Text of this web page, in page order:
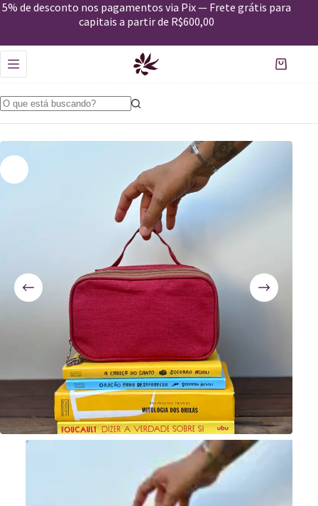
R$109,00
Apenas 2 em estoque
Comprar
5% de desconto nos pagamentos via Pix — Frete grátis para
capitais a partir de R$600,00